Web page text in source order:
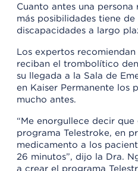
Cuanto antes una
más posibilidades tiene
discapacidades a largo
Los expertos
reciban el trombolítico
su llegada a la Sala de
en Kaiser Permanente los
mucho antes.
“Me enorgullece decir que
programa Telestroke, en
medicamento a los
26 minutos”, dijo la Dra.
a crear el programa